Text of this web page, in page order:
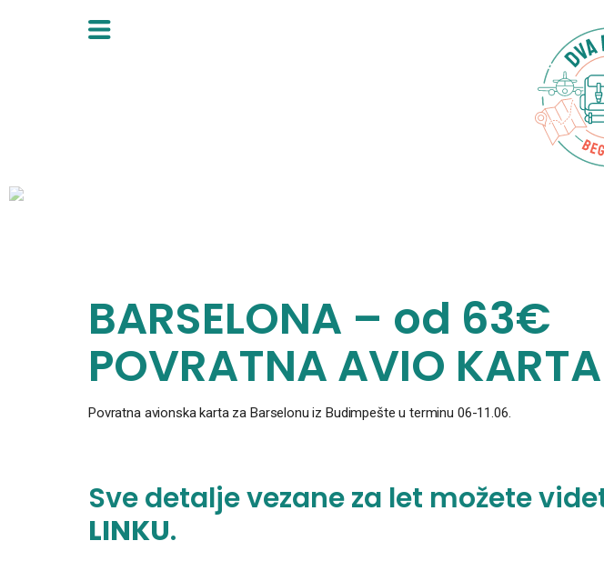
BARSELONA – od 63€
POVRATNA AVIO KARTA
Povratna avionska karta za Barselonu iz Budimpešte u terminu 06-11.06.
Sve detalje vezane za let možete
LINKU.